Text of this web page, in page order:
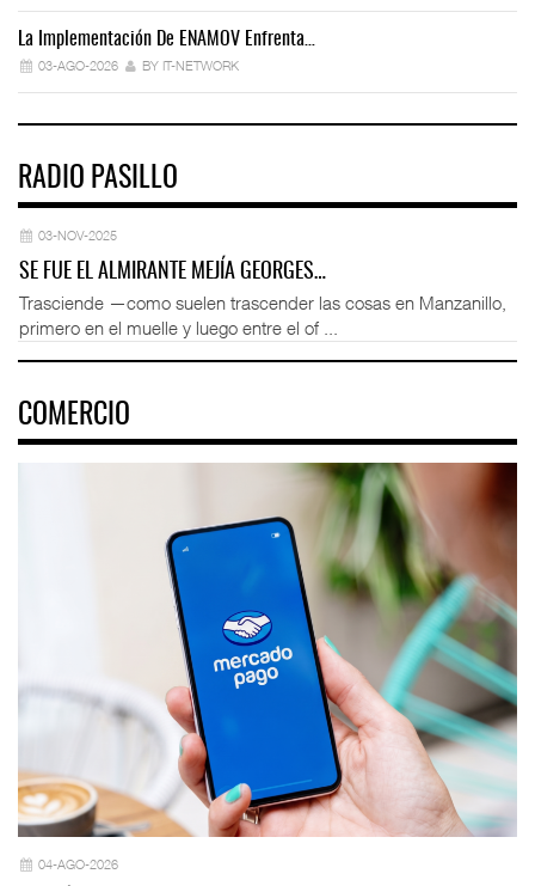
La Implementación De ENAMOV Enfrenta…
03-AGO-2026 BY IT-NETWORK
RADIO PASILLO
03-NOV-2025
SE FUE EL ALMIRANTE MEJÍA GEORGES…
Trasciende —como suelen trascender las cosas en Manzanillo,
primero en el muelle y luego entre el of ...
COMERCIO
04-AGO-2026